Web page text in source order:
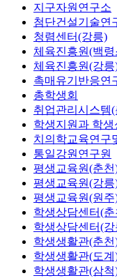
지구자원연구소
첨단건설기술연
청렴센터(강릉)
체육진흥원(백
체육진흥원(강릉
촉매유기반응연
총학생회
취업관리시스템
학생지원과 학
치의학교육연구
통일강원연구원
평생교육원(춘천
평생교육원(강릉
평생교육원(원주
학생상담센터(춘
학생상담센터(
학생생활관(춘천
학생생활관(도계
학생생활관(삼척